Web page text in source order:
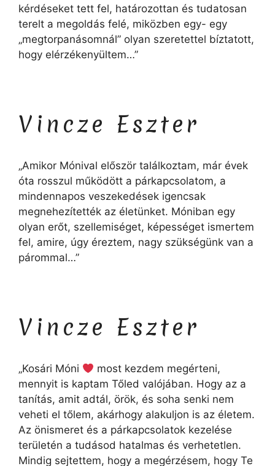
kérdéseket tett fel, határozottan és tudatosan
terelt a megoldás felé, miközben egy- egy
„megtorpanásomnál” olyan szeretettel bíztatott,
hogy elérzékenyültem…”
Vincze Eszter
„Amikor Mónival először találkoztam, már évek
óta rosszul működött a párkapcsolatom, a
mindennapos veszekedések igencsak
megnehezítették az életünket. Móniban egy
olyan erőt, szellemiséget, képességet ismertem
fel, amire, úgy éreztem, nagy szükségünk van a
párommal…”
Vincze Eszter
„Kosári Móni
most kezdem megérteni,
mennyit is kaptam Tőled valójában. Hogy az a
tanítás, amit adtál, örök, és soha senki nem
veheti el tőlem, akárhogy alakuljon is az életem.
Az önismeret és a párkapcsolatok kezelése
területén a tudásod hatalmas és verhetetlen.
Mindig sejtettem, hogy a megérzésem, hogy Te